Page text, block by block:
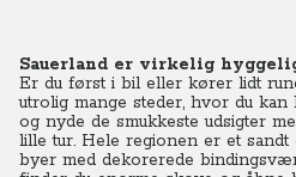
Sauerland er virkelig
Er du først i bil eller kører lidt
utrolig mange steder, hvor du
og nyde de smukkeste udsigter
lille tur. Hele regionen er et sandt
byer med dekorerede